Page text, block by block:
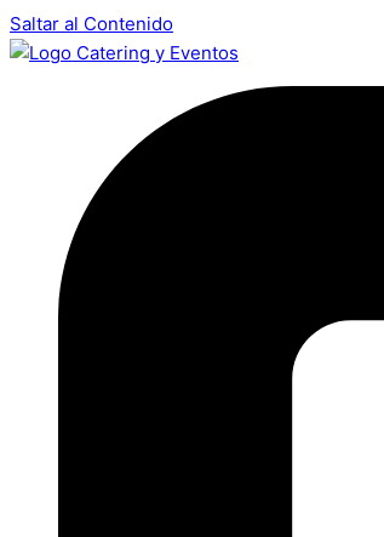
Saltar al Contenido